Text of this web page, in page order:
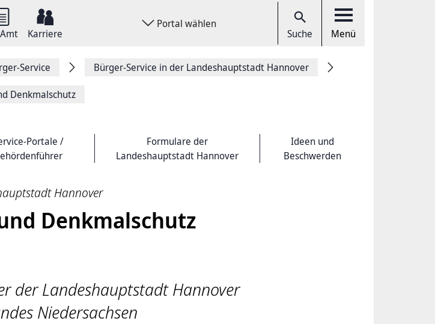
Karriere
Portal wählen
Suche Menü
Service Bürger-Service in der Landeshauptstadt Hannover
Denkmalschutz
Portale /
Formulare der
Landeshauptstadt Hannover
Ideen und
Beschwerden
Hannover
Denkmalschutz
der Landeshauptstadt Hannover
Niedersachsen